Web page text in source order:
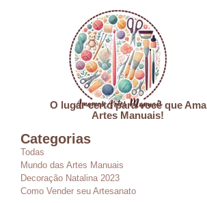
O lugar certo para você que Ama
Artes Manuais!
Categorias
Todas
Mundo das Artes Manuais
Decoração Natalina 2023
Como Vender seu Artesanato